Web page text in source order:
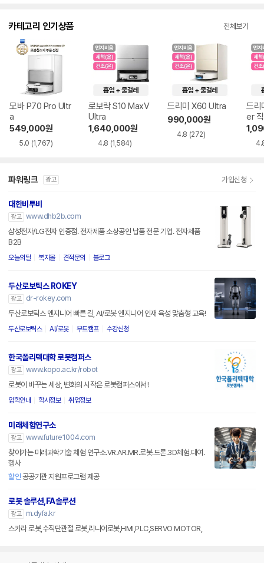
카테고리 인기상품 전체보기
모바 P70 Pro Ultr
a
549,000원
5.0 (1,767)
로보락 S10 MaxV
Ultra
1,640,000원
4.8 (1,584)
드리미 X60 Ultra
990,000원
4.8 (272)
드
er
파워링크 광고 가입신청
대한비투비
광고 www.dhb2b.com
삼성전자/LG전자 인증점. 전자제품 소상공인 납품 전문 기업. 전자제품
B2B
오늘의딜 복지몰 견적문의 블로그
두산로보틱스 ROKEY
광고
dr-rokey.com
두산로보틱스 엔지니어 빠른 길, AI/로봇 엔지니어 인재 육성 맞춤형 교육!
두산로보틱스 AI/로봇 부트캠프 수강신청
한국폴리텍대학 로봇캠퍼스
광고 www.kopo.ac.kr/robot
로봇이 바꾸는 세상, 변화의 시작은 로봇캠퍼스에서!
입학안내 학사정보 취업정보
미래체험연구소
광고 www.future1004.com
찾아가는 미래과학기술 체험 연구소.VR.AR.MR.로봇.드론.3D체험.대여.
행사
할인 공공기관 지원프로그램 제공
로봇 솔루션,FA솔루션
광고
m.dyfa.kr
스카라 로봇,수직단관절 로봇,리니어로봇,HMI,PLC,SERVO MOTOR,